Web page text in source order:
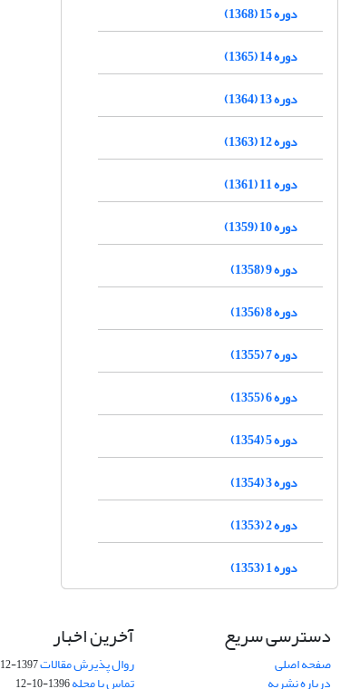
دوره 15 (1368)
دوره 14 (1365)
دوره 13 (1364)
دوره 12 (1363)
دوره 11 (1361)
دوره 10 (1359)
دوره 9 (1358)
دوره 8 (1356)
دوره 7 (1355)
دوره 6 (1355)
دوره 5 (1354)
دوره 3 (1354)
دوره 2 (1353)
دوره 1 (1353)
دسترسی سریع
صفحه اصلی
درباره نشریه
آخرین اخبار
روال پذیرش مقالات1397-12-11
تماس با مجله1396-10-12